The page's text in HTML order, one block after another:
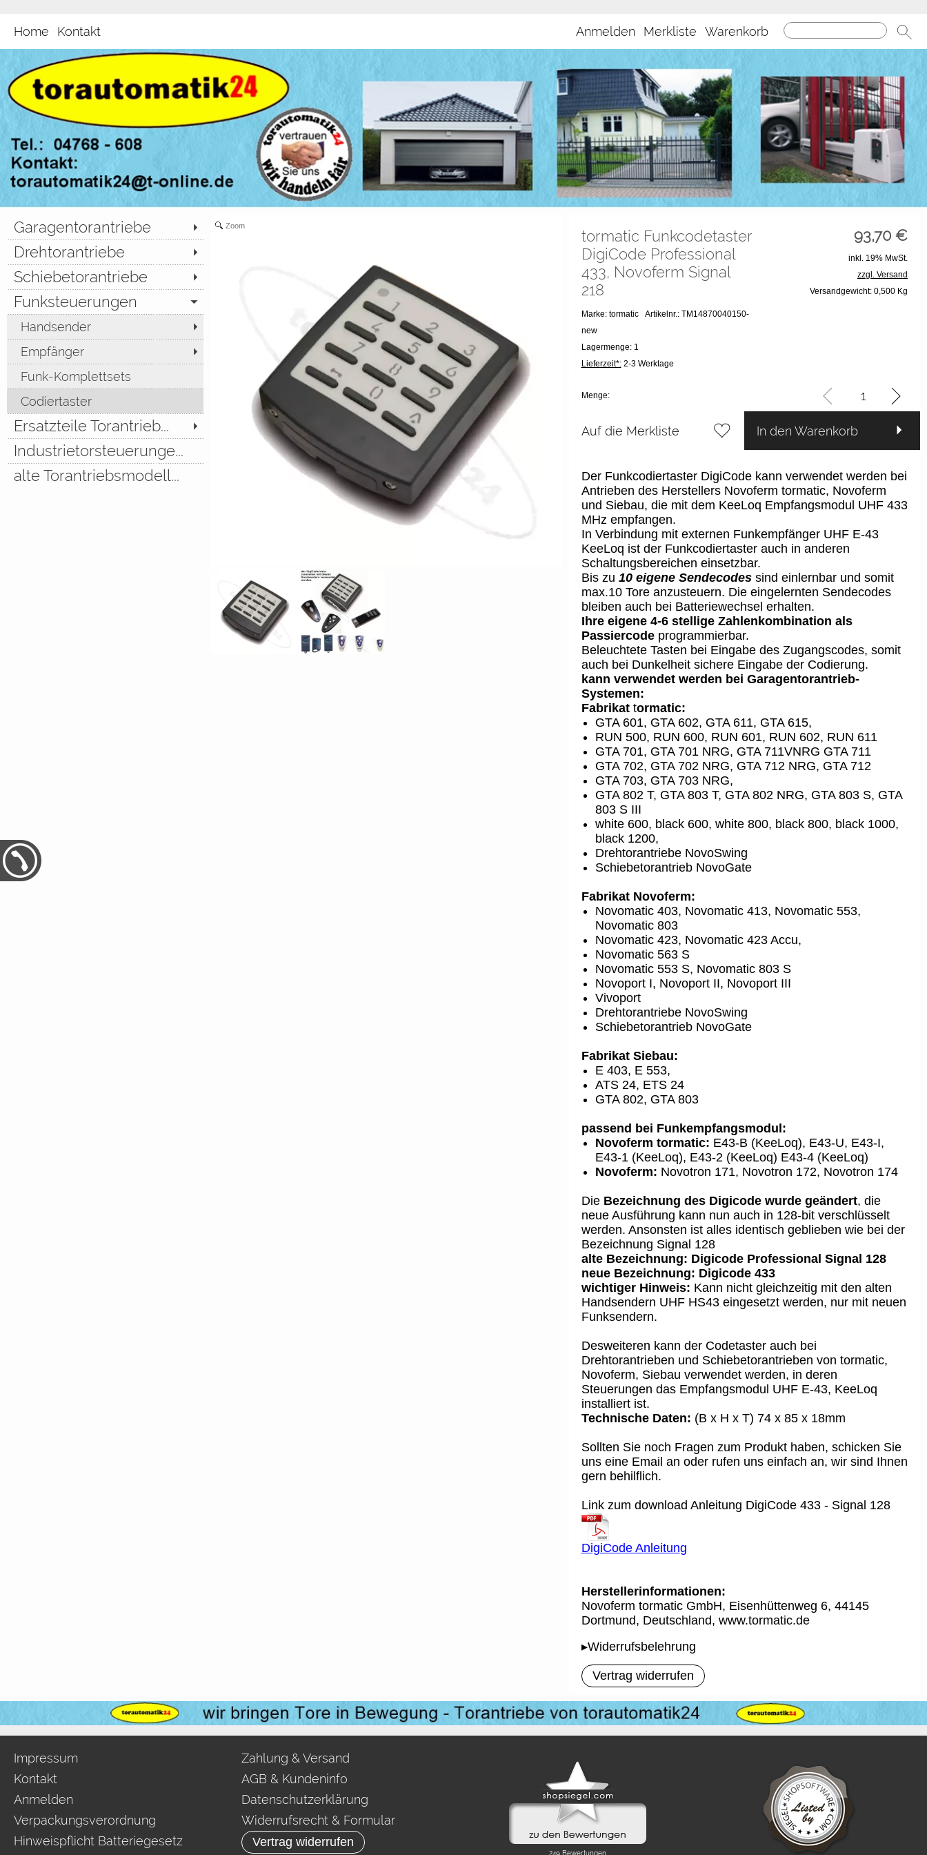
Home Kontakt Anmelden Merkliste Warenkorb
Garagentorantriebe
Drehtorantriebe
Schiebetorantriebe
Funksteuerungen
Handsender
Empfänger
Funk-Komplettsets
Codiertaster
Ersatzteile Torantrieb...
Industrietorsteuerunge...
alte Torantriebsmodell...
Zoom
93,70 €
tormatic Funkcodetaster
DigiCode Professional
433, Novoferm Signal
218
Marke: tormatic Artikelnr.: TM14870040150-
new
Lagermenge: 1
Lieferzeit*:2-3 Werktage
inkl. 19% MwSt.
zzgl. Versand
Versandgewicht: 0,500 Kg
Menge:
Auf die Merkliste In den Warenkorb
Der Funkcodiertaster DigiCode kann verwendet werden bei
Antrieben des Herstellers Novoferm tormatic, Novoferm
und Siebau, die mit dem KeeLoq Empfangsmodul UHF 433
MHz empfangen.
In Verbindung mit externen Funkempfänger UHF E-43
KeeLoq ist der Funkcodiertaster auch in anderen
Schaltungsbereichen einsetzbar.
Bis zu 10 eigene Sendecodessind einlernbar und somit
max.10 Tore anzusteuern. Die eingelernten Sendecodes
bleiben auch bei Batteriewechsel erhalten.
Ihre eigene 4-6 stellige Zahlenkombination als
Passiercodeprogrammierbar.
Beleuchtete Tasten bei Eingabe des Zugangscodes, somit
auch bei Dunkelheit sichere Eingabe der Codierung.
kann verwendet werden bei Garagentorantrieb-
Systemen:
Fabrikat tormatic:
GTA 601, GTA 602, GTA 611, GTA 615,
RUN 500, RUN 600, RUN 601, RUN 602, RUN 611
GTA 701, GTA 701 NRG, GTA 711VNRG GTA 711
GTA 702, GTA 702 NRG, GTA 712 NRG, GTA 712
GTA 703, GTA 703 NRG,
GTA 802 T, GTA 803 T, GTA 802 NRG, GTA 803 S, GTA
803 S III
white 600, black 600, white 800, black 800, black 1000,
black 1200,
Drehtorantriebe NovoSwing
Schiebetorantrieb NovoGate
Fabrikat Novoferm:
Novomatic 403, Novomatic 413, Novomatic 553,
Novomatic 803
Novomatic 423, Novomatic 423 Accu,
Novomatic 563 S
Novomatic 553 S, Novomatic 803 S
Novoport I, Novoport II, Novoport III
Vivoport
Drehtorantriebe NovoSwing
Schiebetorantrieb NovoGate
Fabrikat Siebau:
E 403, E 553,
ATS 24, ETS 24
GTA 802, GTA 803
passend bei Funkempfangsmodul:
Novoferm tormatic: E43-B (KeeLoq), E43-U, E43-I,
E43-1 (KeeLoq), E43-2 (KeeLoq) E43-4 (KeeLoq)
Novoferm: Novotron 171, Novotron 172, Novotron 174
Die Bezeichnung des Digicode wurde geändert, die
neue Ausführung kann nun auch in 128-bit verschlüsselt
werden. Ansonsten ist alles identisch geblieben wie bei der
Bezeichnung Signal 128
alte Bezeichnung: Digicode Professional Signal 128
neue Bezeichnung: Digicode 433
wichtiger Hinweis: Kann nichtgleichzeitig mit den alten
Handsendern UHF HS43 eingesetzt werden, nur mit neuen
Funksendern.
Desweiteren kann der Codetaster auch bei
Drehtorantrieben und Schiebetorantrieben von tormatic,
Novoferm, Siebau verwendet werden, in deren
Steuerungen das Empfangsmodul UHF E-43, KeeLoq
installiert ist.
Technische Daten: (B x H x T) 74 x 85 x 18mm
Sollten Sie noch Fragen zum Produkt haben, schicken Sie
uns eine Email an oder rufen uns einfach an, wir sind Ihnen
gern behilflich.
Link zum download Anleitung DigiCode 433 - Signal 128
DigiCodeAnleitung
Herstellerinformationen:
Novoferm tormatic GmbH, Eisenhüttenweg 6, 44145
Dortmund, Deutschland, www.tormatic.de
▸Widerrufsbelehrung
Vertrag widerrufen
Impressum
Kontakt
Anmelden
Verpackungsverordnung
Hinweispflicht Batteriegesetz
Zahlung & Versand
AGB & Kundeninfo
Datenschutzerklärung
Widerrufsrecht & Formular
Vertrag widerrufen